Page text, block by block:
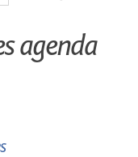
agenda